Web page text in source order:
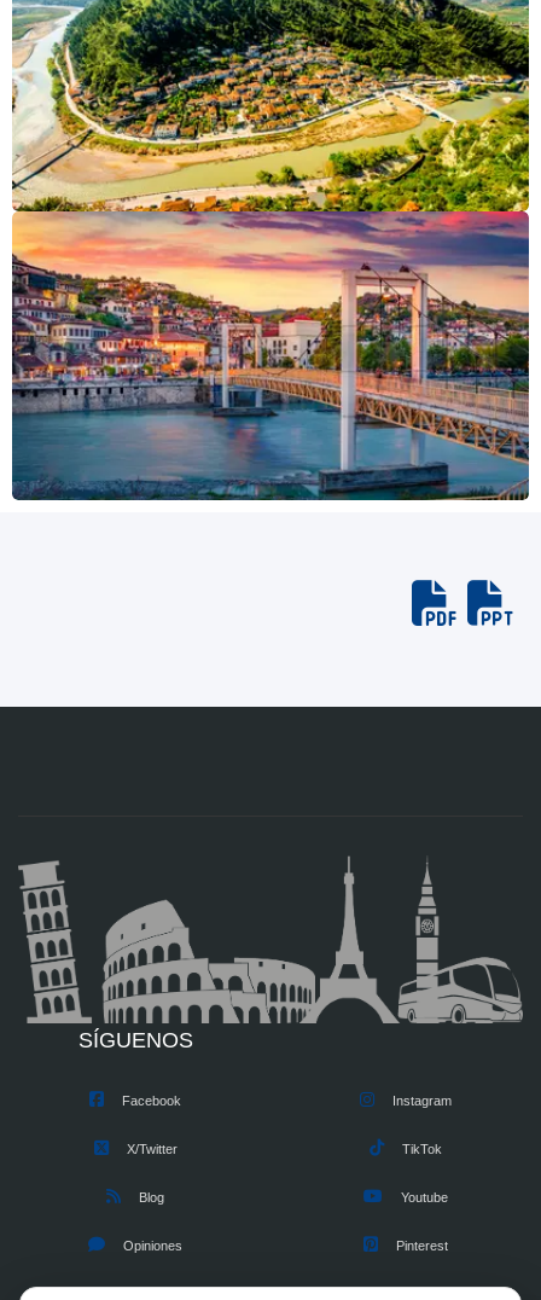
SÍGUENOS
Facebook
X/Twitter
Blog
Opiniones
Instagram
TikTok
Youtube
Pinterest